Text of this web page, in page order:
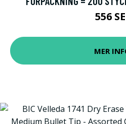
556
MER